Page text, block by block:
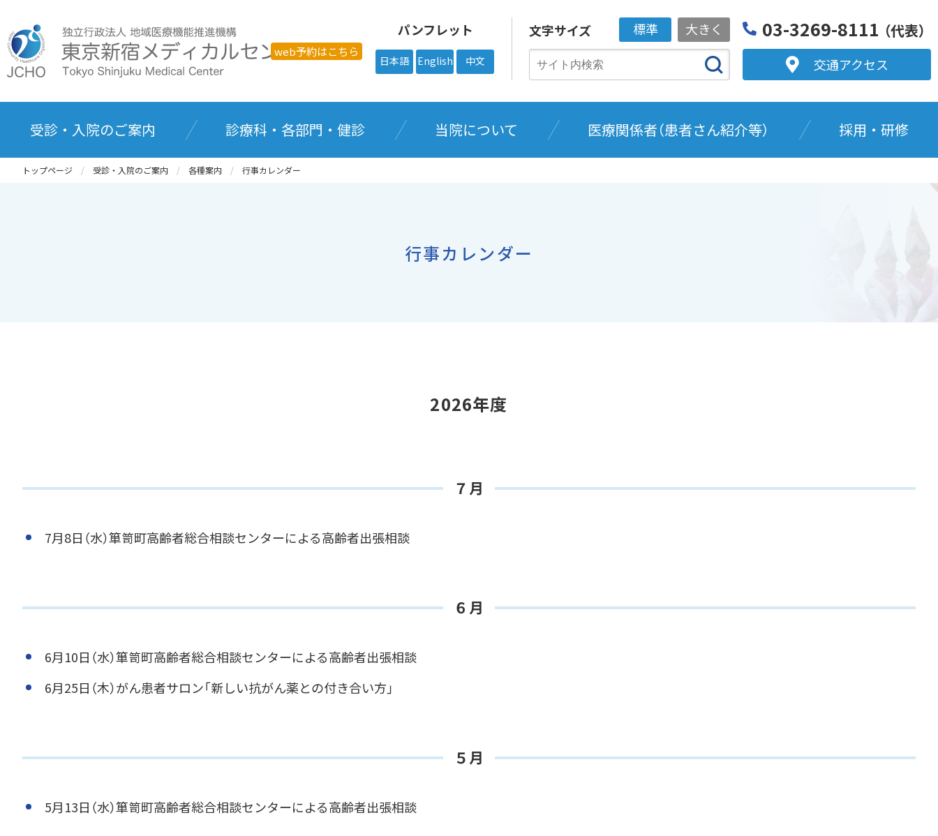
web予約はこちら
パンフレット
日本語 English 中文
文字サイズ 標準 大きく 03-3269-8111 （代表）
交通アクセス
受診・入院のご案内 診療科・各部門・健診 当院について 医療関係者（患者さん紹介等） 採用・研修
トップページ 受診・入院のご案内 各種案内 行事カレンダー
行事カレンダー
2026年度
７月
7月8日（水）箪笥町高齢者総合相談センターによる高齢者出張相談
６月
6月10日（水）箪笥町高齢者総合相談センターによる高齢者出張相談
6月25日（木）がん患者サロン「新しい抗がん薬との付き合い方」
５月
5月13日（水）箪笥町高齢者総合相談センターによる高齢者出張相談